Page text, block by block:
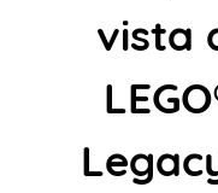
vista